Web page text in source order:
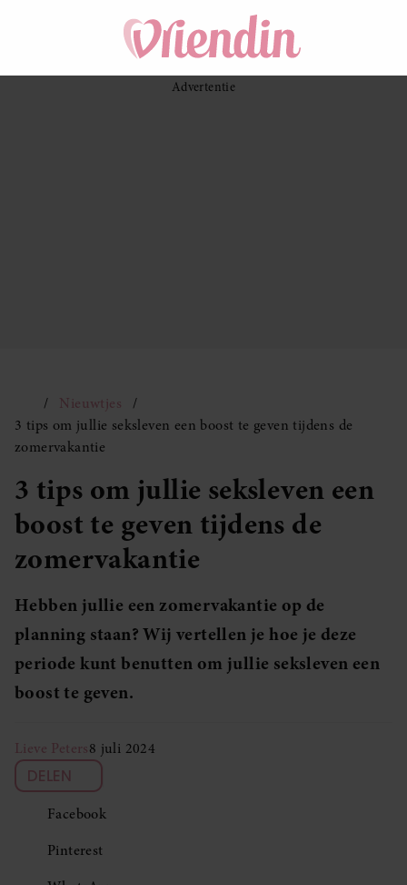
Nieuwtjes
3 tips om jullie seksleven een boost te geven tijdens de
zomervakantie
3 tips om jullie seksleven een
boost te geven tijdens de
zomervakantie
Hebben jullie een zomervakantie op de
planning staan? Wij vertellen je hoe je deze
periode kunt benutten om jullie seksleven een
boost te geven.
Lieve Peters8 juli 2024
DELEN
Facebook
Pinterest